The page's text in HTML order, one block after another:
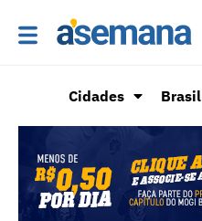
Cidades Brasil